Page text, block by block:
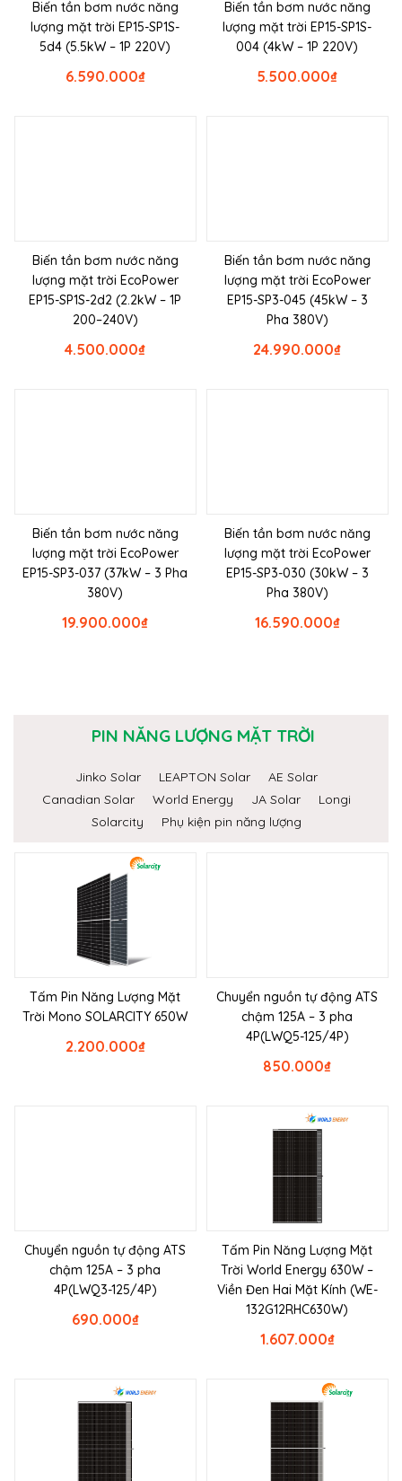
Biến tần bơm nước năng
lượng mặt trời EP15-SP1S-
5d4 (5.5kW – 1P 220V)
₫
6.590.000
Biến tần bơm nước năng
lượng mặt trời EP15-SP1S-
004 (4kW – 1P 220V)
₫
5.500.000
Biến tần bơm nước năng
lượng mặt trời EcoPower
EP15-SP1S-2d2 (2.2kW – 1P
200–240V)
₫
4.500.000
Biến tần bơm nước năng
lượng mặt trời EcoPower
EP15-SP3-045 (45kW – 3
Pha 380V)
₫
24.990.000
Biến tần bơm nước năng
lượng mặt trời EcoPower
EP15-SP3-037 (37kW – 3 Pha
380V)
₫
19.900.000
Biến tần bơm nước năng
lượng mặt trời EcoPower
EP15-SP3-030 (30kW – 3
Pha 380V)
₫
16.590.000
PIN NĂNG LƯỢNG MẶT TRỜI
Jinko Solar LEAPTON Solar
AE Solar
Canadian Solar
World Energy JA Solar
Longi
Solarcity
Phụ kiện pin năng lượng
Tấm Pin Năng Lượng Mặt
Trời Mono SOLARCITY 650W
₫
2.200.000
Chuyển nguồn tự động ATS
chậm 125A – 3 pha
4P(LWQ5-125/4P)
₫
850.000
Chuyển nguồn tự động ATS
chậm 125A – 3 pha
4P(LWQ3-125/4P)
₫
690.000
Tấm Pin Năng Lượng Mặt
Trời World Energy 630W –
Viền Đen Hai Mặt Kính (WE-
132G12RHC630W)
₫
1.607.000